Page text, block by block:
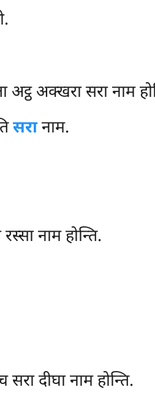
अट्ठ अक्खरा सरा नाम
सरानाम.
नाम होन्ति.
दीघा नाम होन्ति.